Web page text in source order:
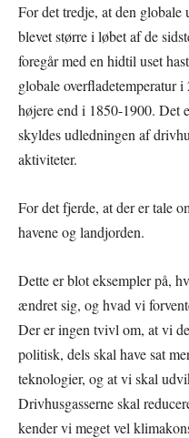
For det tredje, at den globale
blevet større i løbet af de
foregår med en hidtil uset
globale overfladetemperatur
højere end i 1850-1900. Det
skyldes udledningen af
aktiviteter.
For det fjerde, at der er tale
havene og landjorden.
Dette er blot eksempler på,
ændret sig, og hvad vi
Der er ingen tvivl om, at vi
politisk, dels skal have sat
teknologier, og at vi skal
Drivhusgasserne skal
kender vi meget vel